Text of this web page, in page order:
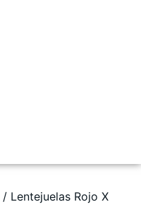
/ Lentejuelas Rojo X